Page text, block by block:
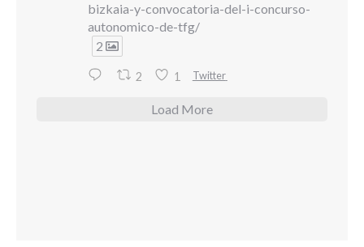
bizkaia-y-convocatoria-del-i-concurso-
autonomico-de-tfg/
2
2 1 Twitter
Load More